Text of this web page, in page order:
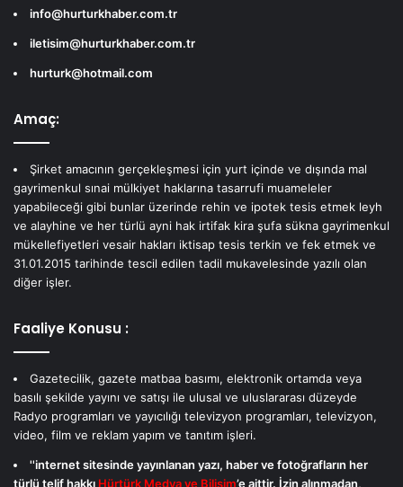
info@hurturkhaber.com.tr
iletisim@hurturkhaber.com.tr
hurturk@hotmail.com
Amaç:
Şirket amacının gerçekleşmesi için yurt içinde ve dışında mal
gayrimenkul sınai mülkiyet haklarına tasarrufi muameleler
yapabileceği gibi bunlar üzerinde rehin ve ipotek tesis etmek leyh
ve alayhine ve her türlü ayni hak irtifak kira şufa sükna gayrimenkul
mükellefiyetleri vesair hakları iktisap tesis terkin ve fek etmek ve
31.01.2015 tarihinde tescil edilen tadil mukavelesinde yazılı olan
diğer işler.
Faaliye Konusu :
Gazetecilik, gazete matbaa basımı, elektronik ortamda veya
basılı şekilde yayını ve satışı ile ulusal ve uluslararası düzeyde
Radyo programları ve yayıcılığı televizyon programları, televizyon,
video, film ve reklam yapım ve tanıtım işleri.
''internet sitesinde yayınlanan yazı, haber ve fotoğrafların her
türlü telif hakkı Hürtürk Medya ve Bilişim’e aittir. İzin alınmadan,